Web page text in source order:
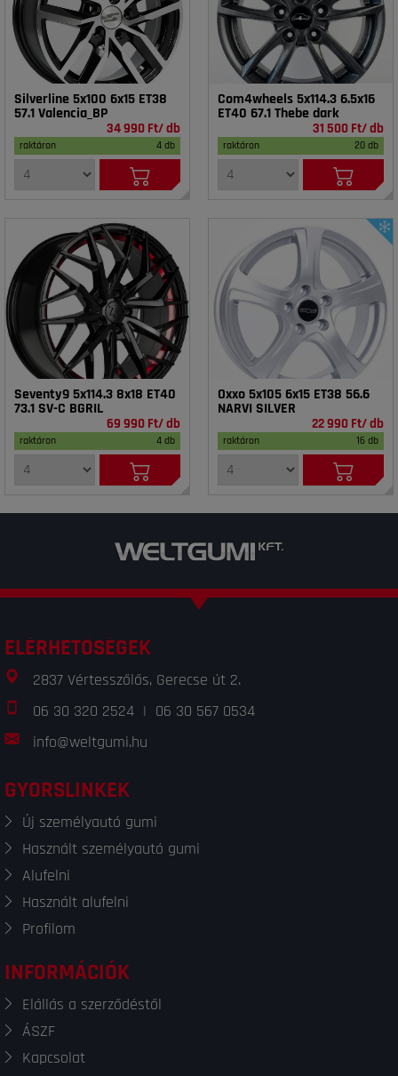
Silverline 5x100 6x15 ET38
57.1 Valencia_BP
34 990 Ft/ db
raktáron 4 db
Com4wheels 5x114.3 6.5x16
ET40 67.1 Thebe dark
31 500 Ft/ db
raktáron 20 db
Seventy9 5x114.3 8x18 ET40
73.1 SV-C BGRIL
69 990 Ft/ db
raktáron 4 db
Oxxo 5x105 6x15 ET38 56.6
NARVI SILVER
22 990 Ft/ db
raktáron 16 db
ELÉRHETŐSÉGEK
2837 Vértesszőlős, Gerecse út 2.
06 30 320 2524 | 06 30 567 0534
info@weltgumi.hu
GYORSLINKEK
Új személyautó gumi
Használt személyautó gumi
Alufelni
Használt alufelni
Profilom
INFORMÁCIÓK
Elállás a szerződéstől
ÁSZF
Kapcsolat